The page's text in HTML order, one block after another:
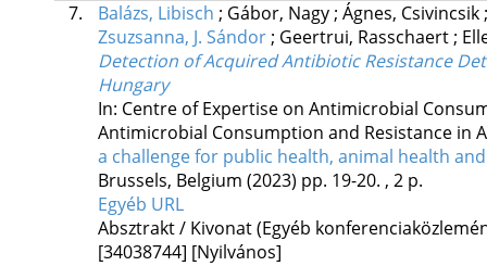
7.
Balázs, Libisch ; Gábor, Nagy; Ágnes, Csivincsik
Zsuzsanna, J. Sándor; Geertrui, Rasschaert;
Detection of Acquired Antibiotic Resistance
Hungary
In: Centre of Expertise on Antimicrobial
Antimicrobial Consumption and Resistance in
a challenge for public health, animal health
Brussels, Belgium (2023) pp. 19-20. , 2 p.
Egyéb URL
Absztrakt / Kivonat (Egyéb
[34038744] [Nyilvános]